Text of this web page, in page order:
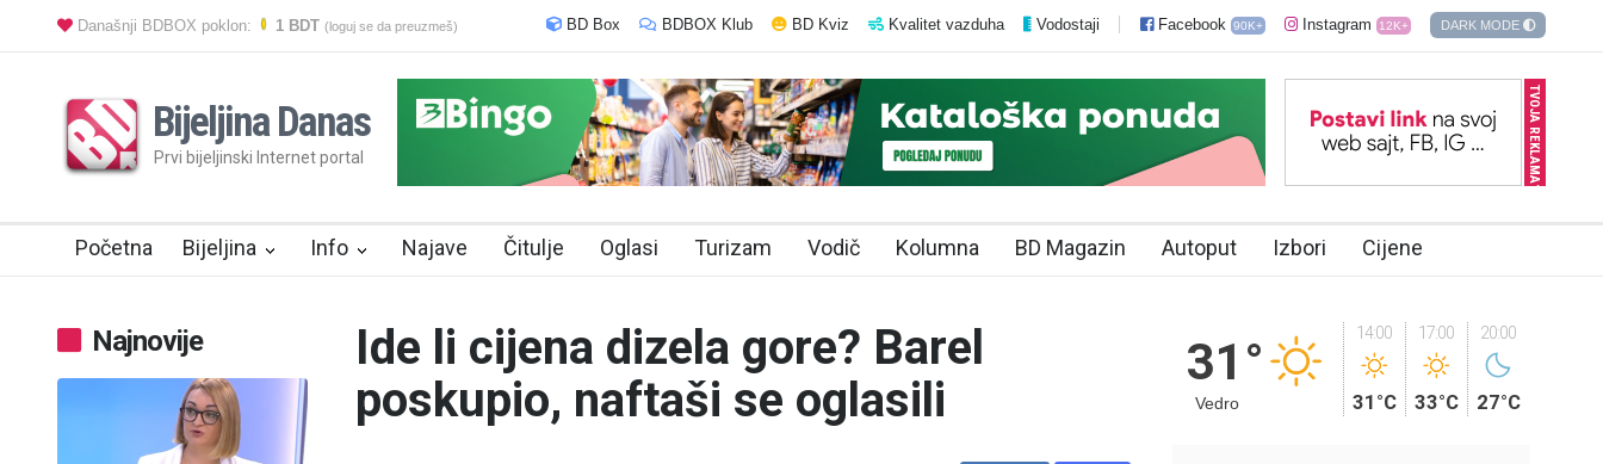
Današnji BDBOX poklon: 1 BDT (loguj se da preuzmeš) BD Box BDBOX Klub BD Kviz Kvalitet vazduha Vodostaji Facebook 90K+ Instagram 12K+ DARK MODE
Bijeljina Danas
Prvi bijeljinski Internet portal TVOJA REKLAMA?
Početna Bijeljina Info Najave Čitulje Oglasi Turizam Vodič Kolumna BD Magazin Autoput Izbori Cijene
Najnovije
Ide li cijena dizela gore? Barel
poskupio, naftaši se oglasili
31° 14:00
31°C
17:00
33°C
20:00
27°C
Vedro